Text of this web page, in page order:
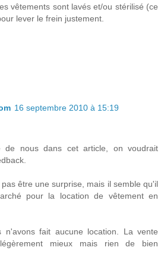
vêtements sont lavés et/ou stérilisé (ce
lever le frein justement.
16 septembre 2010 à 15:19
de nous dans cet article, on voudrait
être une surprise, mais il semble qu'il
pour la location de vêtement en
n'avons fait aucune location. La vente
mieux mais rien de bien